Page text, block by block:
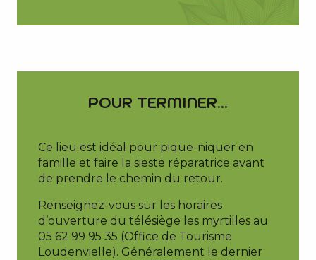
POUR TERMINER...
Ce lieu est idéal pour pique-niquer en
famille et faire la sieste réparatrice avant
de prendre le chemin du retour.
Renseignez-vous sur les horaires
d’ouverture du télésiège les myrtilles au
05 62 99 95 35 (Office de Tourisme
Loudenvielle). Généralement le dernier